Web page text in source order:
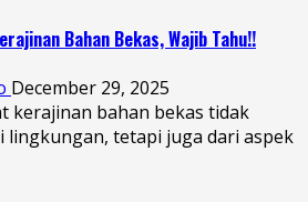
Bahan Bekas, Wajib Tahu!!
December 29, 2025
kerajinan bahan bekas tidak
lingkungan, tetapi juga dari aspek